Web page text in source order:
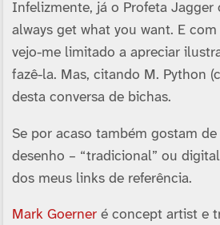
Infelizmente, já o Profeta Jagger
always get what you want. E
vejo-me limitado a apreciar
fazê-la. Mas, citando M. Python
desta conversa de bichas.
Se por acaso também gostam
desenho – “tradicional” ou
dos meus links de referência.
Mark Goerneré concept artist e